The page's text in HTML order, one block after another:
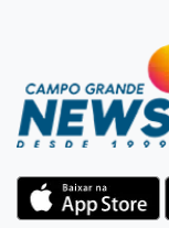
Jardim
Vigia é
dois
Corinthians
para 7º no